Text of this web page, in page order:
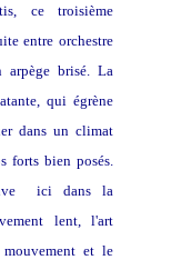
ce troisième
entre orchestre
brisé. La
qui égrène
dans un climat
forts bien posés.
ici dans la
lent, l'art
et le